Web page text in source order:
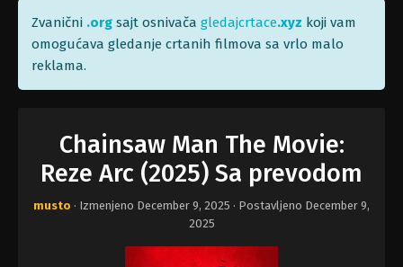
Zvanični .org sajt osnivača gledajcrtace.xyz koji vam
omogućava gledanje crtanih filmova sa vrlo malo
reklama.
Chainsaw Man The Movie:
Reze Arc (2025) Sa prevodom
musto · Izmenjeno December 9, 2025 · Postavljeno December 9,
2025